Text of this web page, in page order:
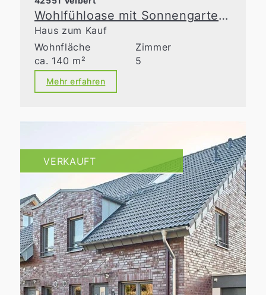
Wohlfühloase mit Sonnengarten in Toplage von Velbert
Haus zum Kauf
Wohnfläche
ca. 140 m²
Zimmer
5
Mehr erfahren
VERKAUFT